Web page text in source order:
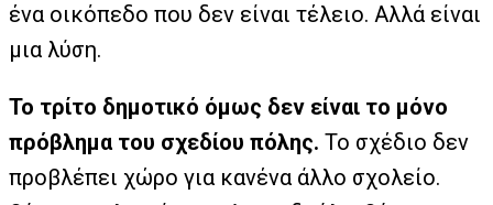
ένα οικόπεδο που δεν είναι τέλειο. Αλλά είναι
μια λύση.
Το τρίτο δημοτικό όμως δεν είναι το μόνο
πρόβλημα του σχεδίου πόλης. Το σχέδιο δεν
προβλέπει χώρο για κανένα άλλο σχολείο.